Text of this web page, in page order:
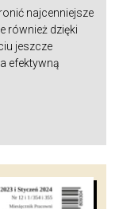
najcenniejsze
również dzięki
jeszcze
efektywną